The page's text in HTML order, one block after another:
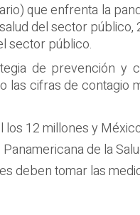
que enfrenta la
del sector público,
sector público.
de prevención y
las cifras de contagio
los 12 millones y
de la
deben tomar las